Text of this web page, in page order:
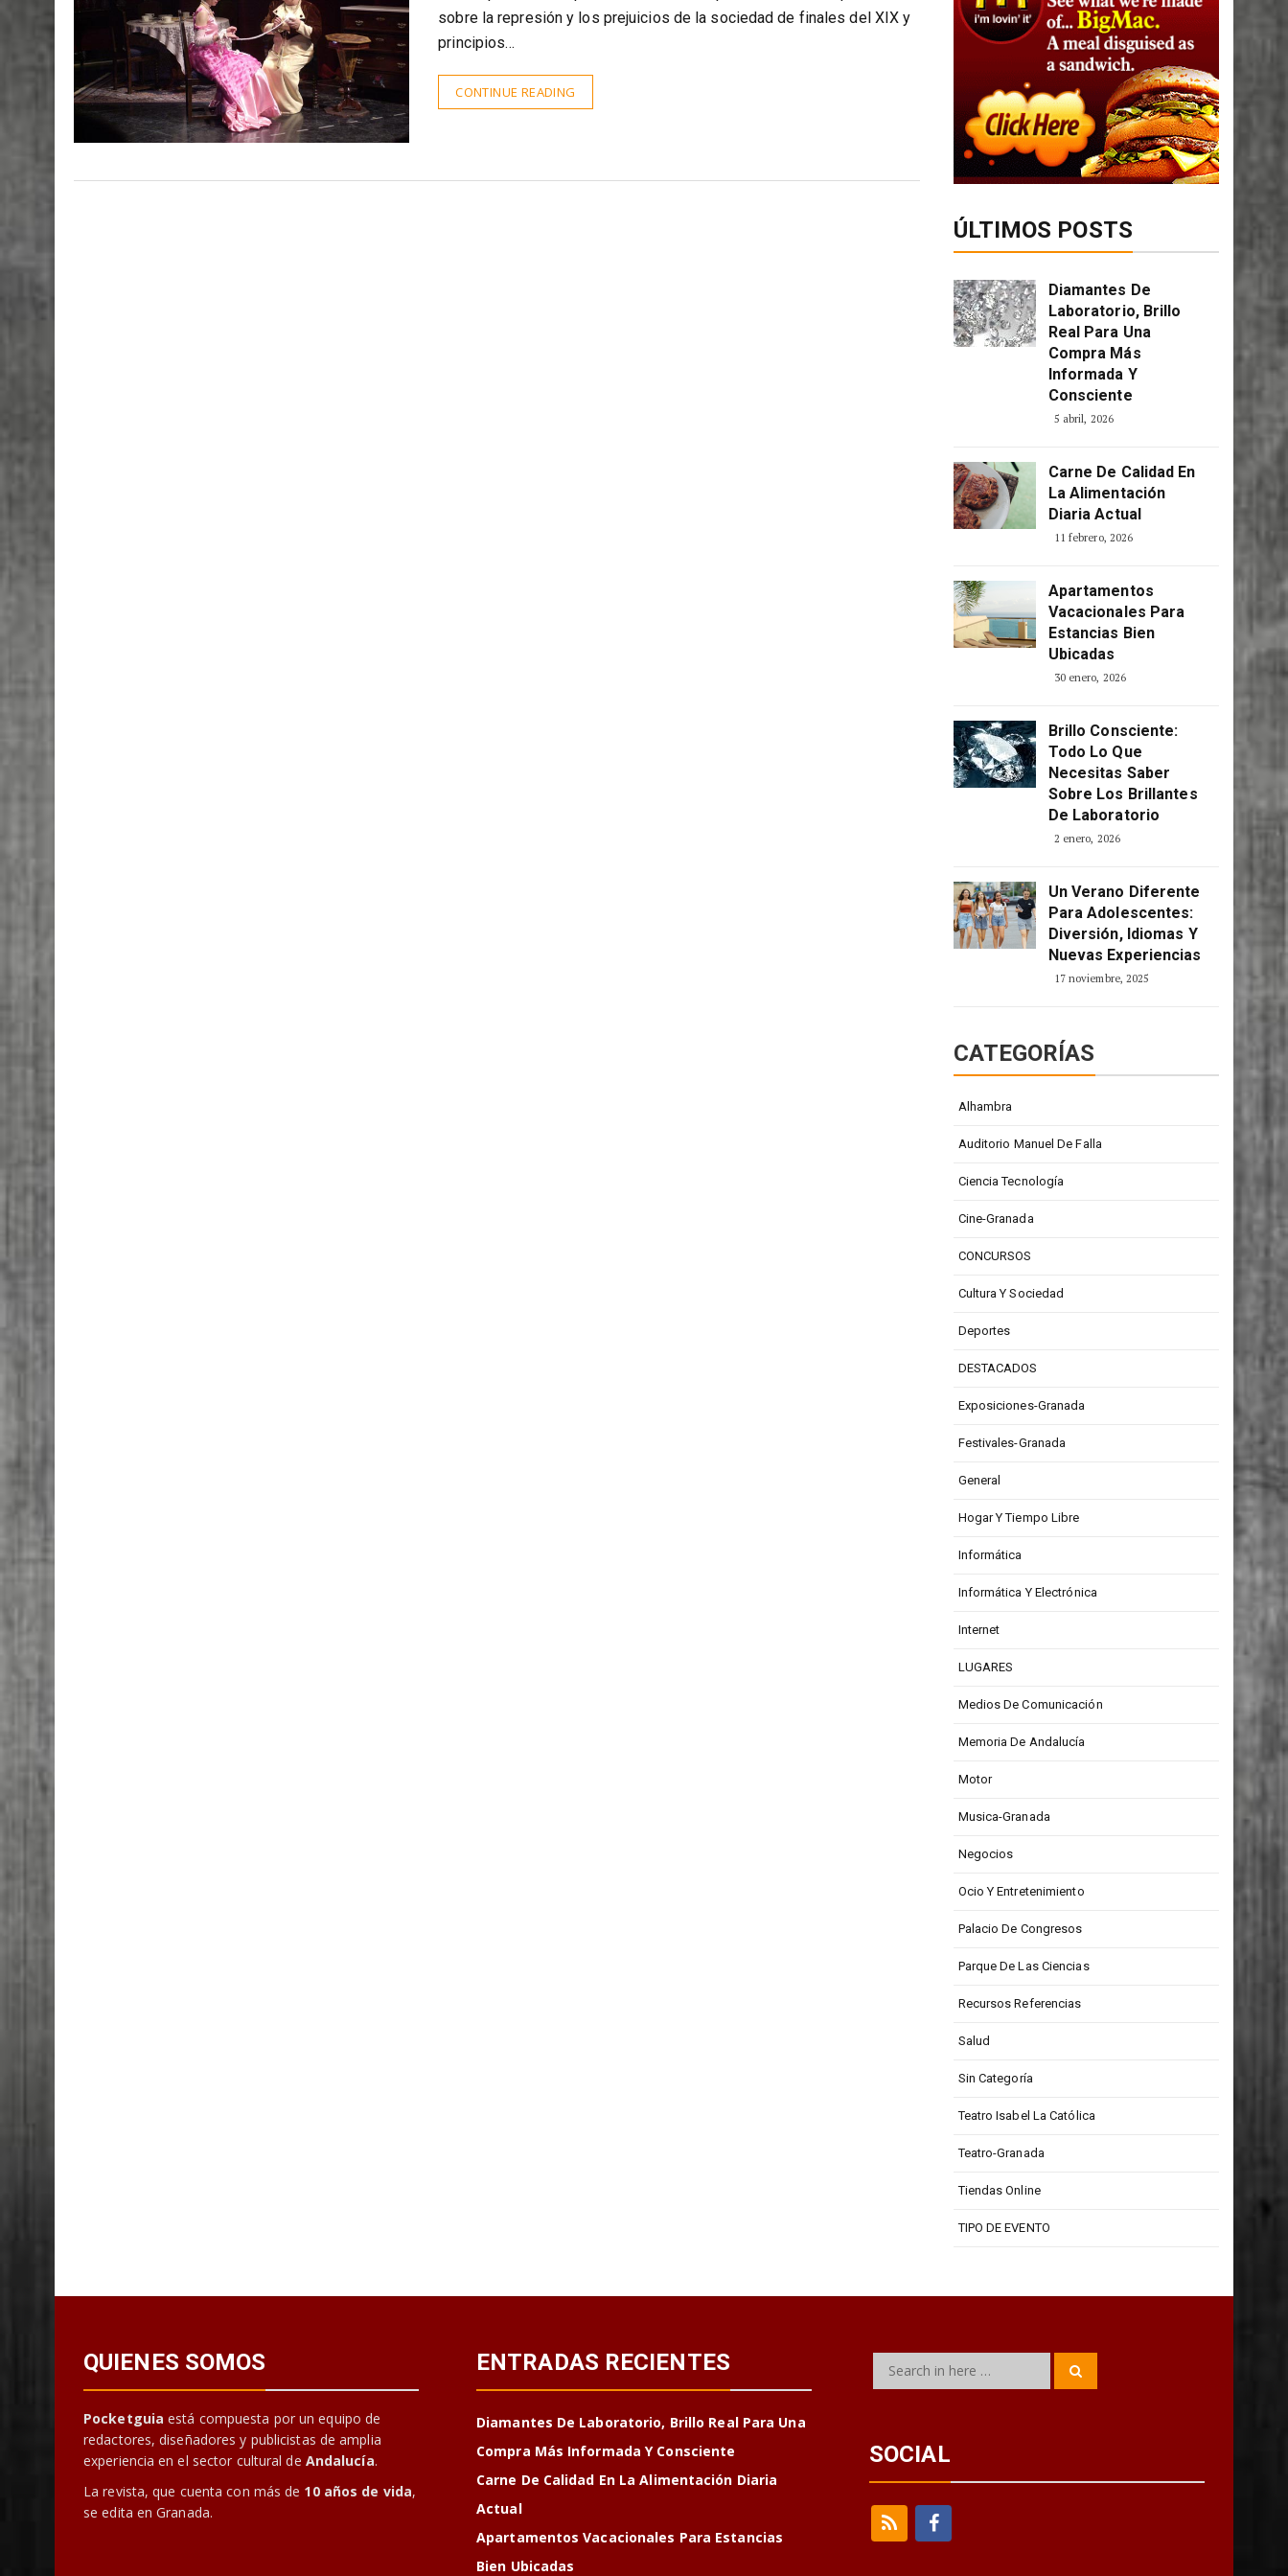
sobre la represión y los prejuicios de la sociedad de finales del XIX y
principios…
CONTINUE READING
ÚLTIMOS POSTS
Diamantes De
Laboratorio, Brillo
Real Para Una
Compra Más
Informada Y
Consciente
5 abril, 2026
Carne De Calidad En
La Alimentación
Diaria Actual
11 febrero, 2026
Apartamentos
Vacacionales Para
Estancias Bien
Ubicadas
30 enero, 2026
Brillo Consciente:
Todo Lo Que
Necesitas Saber
Sobre Los Brillantes
De Laboratorio
2 enero, 2026
Un Verano Diferente
Para Adolescentes:
Diversión, Idiomas Y
Nuevas Experiencias
17 noviembre, 2025
CATEGORÍAS
Alhambra
Auditorio Manuel De Falla
Ciencia Tecnología
Cine-Granada
CONCURSOS
Cultura Y Sociedad
Deportes
DESTACADOS
Exposiciones-Granada
Festivales-Granada
General
Hogar Y Tiempo Libre
Informática
Informática Y Electrónica
Internet
LUGARES
Medios De Comunicación
Memoria De Andalucía
Motor
Musica-Granada
Negocios
Ocio Y Entretenimiento
Palacio De Congresos
Parque De Las Ciencias
Recursos Referencias
Salud
Sin Categoría
Teatro Isabel La Católica
Teatro-Granada
Tiendas Online
TIPO DE EVENTO
QUIENES SOMOS
Pocketguia está compuesta por un equipo de
redactores, diseñadores y publicistas de amplia
experiencia en el sector cultural de Andalucía.
La revista, que cuenta con más de 10 años de vida,
se edita en Granada.
ENTRADAS RECIENTES
Diamantes De Laboratorio, Brillo Real Para Una
Compra Más Informada Y Consciente
Carne De Calidad En La Alimentación Diaria
Actual
Apartamentos Vacacionales Para Estancias
Bien Ubicadas
Search
SOCIAL